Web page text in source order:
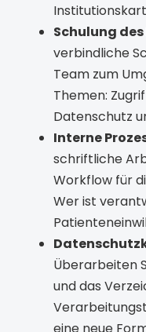
Schulung
verbindliche
Team zum
Themen:
Datenschutz
Interne
schriftliche
Workflow für
Wer ist
Überarbeiten
und das
eine neue